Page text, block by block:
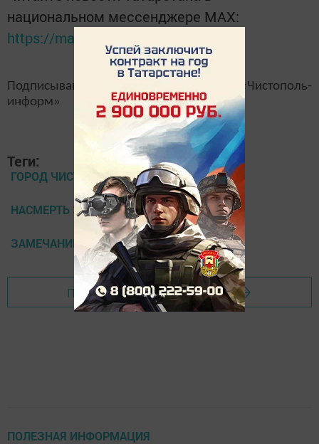
национальном мессенджере MАХ:
https://max.ru/tatmedia
Подписывайтесь на наш
«Чистополь-
информ»
Теги:
ГОРОД ЧИСТОПОЛЬ
НАСМЕРТЬ ЗАБИЛИ МУЖЧИНУ
ЗАМЕЧАНИЕ
Перейти на страницу новости
ПОЛЕЗНАЯ ИНФОРМАЦИЯ